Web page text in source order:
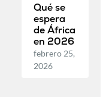
Qué se
espera
de África
en 2026
febrero 25,
2026